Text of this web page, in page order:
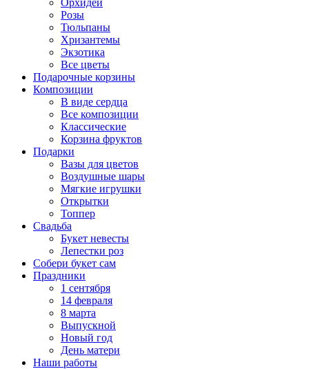
Орхидеи
Розы
Тюльпаны
Хризантемы
Экзотика
Все цветы
Подарочные корзины
Композиции
В виде сердца
Все композиции
Классические
Корзина фруктов
Подарки
Вазы для цветов
Воздушные шары
Мягкие игрушки
Открытки
Топпер
Свадьба
Букет невесты
Лепестки роз
Собери букет сам
Праздники
1 сентября
14 февраля
8 марта
Выпускной
Новый год
День матери
Наши работы